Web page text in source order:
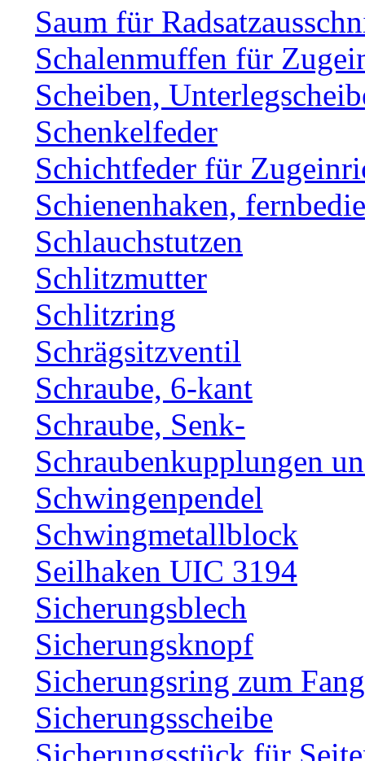
Saum für
Schalenmuffen für
Scheiben,
Schenkelfeder
Schichtfeder für
Schienenhaken,
Schlauchstutzen
Schlitzmutter
Schlitzring
Schrägsitzventil
Schraube, 6-kant
Schraube, Senk-
Schraubenkupplungen
Schwingenpendel
Schwingmetallblock
Seilhaken UIC 3194
Sicherungsblech
Sicherungsknopf
Sicherungsring zum
Sicherungsscheibe
Sicherungsstück für